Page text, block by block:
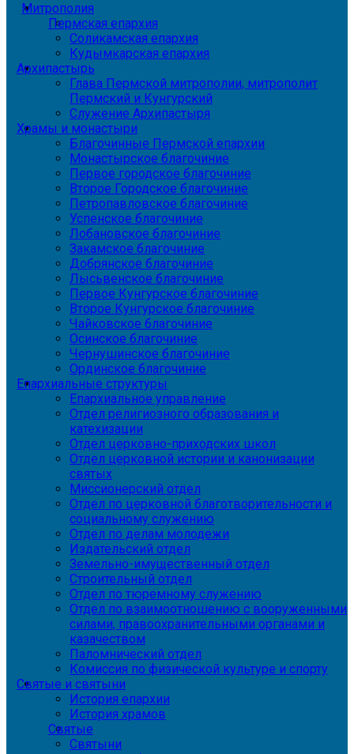
Митрополия
Пермская епархия
Соликамская епархия
Кудымкарская епархия
Архипастырь
Глава Пермской митрополии, митрополит
Пермский и Кунгурский
Служение Архипастыря
Храмы и монастыри
Благочинные Пермской епархии
Монастырское благочиние
Первое городское благочиние
Второе Городское благочиние
Петропавловское благочиние
Успенское благочиние
Лобановское благочиние
Закамское благочиние
Добрянское благочиние
Лысьвенское благочиние
Первое Кунгурское благочиние
Второе Кунгурское благочиние
Чайковское благочиние
Осинское благочиние
Чернушинское благочиние
Ординское благочиние
Епархиальные структуры
Епархиальное управление
Отдел религиозного образования и
катехизации
Отдел церковно-приходских школ
Отдел церковной истории и канонизации
святых
Миссионерский отдел
Отдел по церковной благотворительности и
социальному служению
Отдел по делам молодежи
Издательский отдел
Земельно-имущественный отдел
Строительный отдел
Отдел по тюремному служению
Отдел по взаимоотношению с вооруженными
силами, правоохранительными органами и
казачеством
Паломнический отдел
Комиссия по физической культуре и спорту
Святые и святыни
История епархии
История храмов
Святые
Святыни